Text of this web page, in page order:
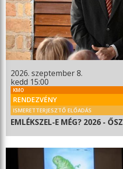
2026. szeptember 8.
kedd 15:00
KMO
RENDEZVÉNY
ISMERETTERJESZTŐ ELŐADÁS
EMLÉKSZEL-E MÉG? 2026 - ŐSZ